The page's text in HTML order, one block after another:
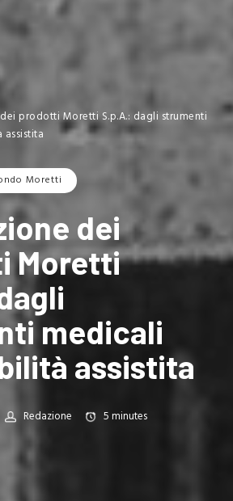
prodotti Moretti S.p.A.: dagli strumenti
Moretti
dei
Moretti
medicali
assistita
Redazione 5minutes